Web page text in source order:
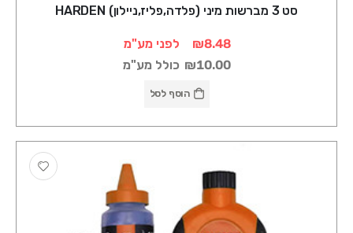
סט 3 מברשות מיני (פלדה,פליז,ניילון) HARDEN
₪8.48
לפני מע"מ
₪10.00 כולל מע"מ
הוסף לסל